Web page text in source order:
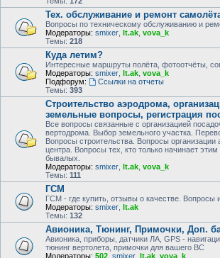
Тех. обслуживание и ремонт
Вопросы по техническому обслуживанию и
Модераторы: smixer lt.ak vova_k
Темы: 218
Куда летим?
Интересные маршруты полёта, фотоотчёты,
Модераторы: smixer lt.ak vova_k
Подфорум:
Ссылки на отчеты
Темы: 393
Строительство аэродрома,
земельные вопросы, регистрация
Все вопросы связанные с организацией
вертодрома. Выбор земельного участка.
Вопросы строительства. Вопросы организации
центра. Вопросы тех, кто только начинает
бывалых.
Модераторы: smixer lt.ak vova_k
Темы: 111
ГСМ
ГСМ - где купить, отзывы о качестве. Вопросы
Модераторы: smixer lt.ak
Темы: 132
Авионика, Тюнинг, Примочки, Доп.
Авионика, приборы, датчики ЛА, GPS -
тюнинг вертолета, примочки для вашего ВС
Модераторы: 502 smixer lt.ak vova_k